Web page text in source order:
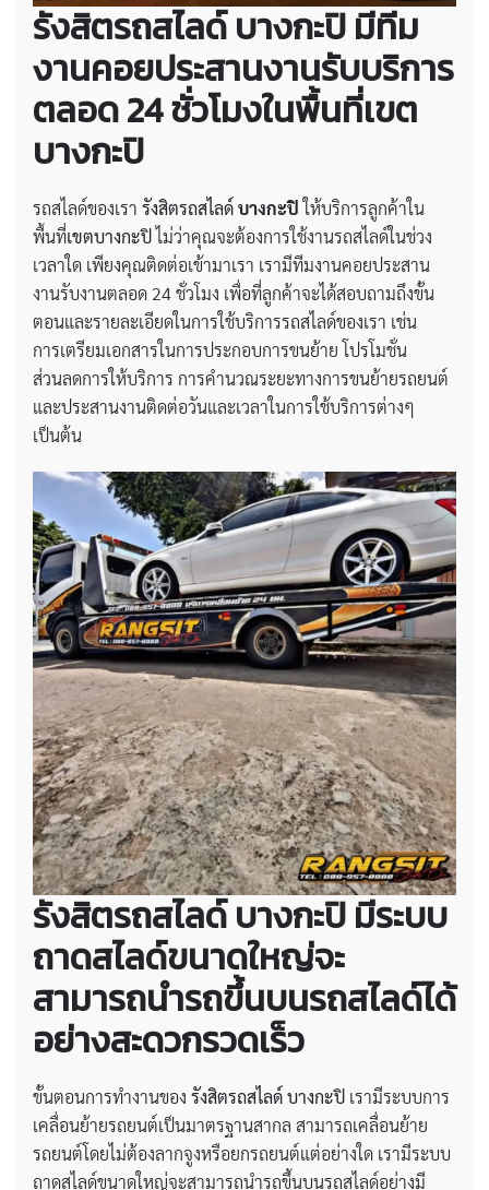
รังสิตรถสไลด์บางกะปิมีทีม
งานคอยประสานงานรับบริการ
ตลอด 24 ชั่วโมงในพื้นที่เขต
บางกะปิ
รถสไลด์ของเรา รังสิตรถสไลด์บางกะปิให้บริการลูกค้าใน
พื้นที่เขตบางกะปิไม่ว่าคุณจะต้องการใช้งานรถสไลด์ในช่วง
เวลาใด เพียงคุณติดต่อเข้ามาเรา เรามีทีมงานคอยประสาน
งานรับงานตลอด 24 ชั่วโมง เพื่อที่ลูกค้าจะได้สอบถามถึงขั้น
ตอนและรายละเอียดในการใช้บริการรถสไลด์ของเรา เช่น
การเตรียมเอกสารในการประกอบการขนย้าย โปรโมชั่น
ส่วนลดการให้บริการ การคำนวณระยะทางการขนย้ายรถยนต์
และประสานงานติดต่อวันและเวลาในการใช้บริการต่างๆ
เป็นต้น
รังสิตรถสไลด์ บางกะปิ มีระบบ
ถาดสไลด์ขนาดใหญ่จะ
สามารถนำรถขึ้นบนรถสไลด์ได้
อย่างสะดวกรวดเร็ว
ขั้นตอนการทำงานของ รังสิตรถสไลด์ บางกะปิ เรามีระบบการ
เคลื่อนย้ายรถยนต์เป็นมาตรฐานสากล สามารถเคลื่อนย้าย
รถยนต์โดยไม่ต้องลากจูงหรือยกรถยนต์แต่อย่างใด เรามีระบบ
ถาดสไลด์ขนาดใหญ่จะสามารถนำรถขึ้นบนรถสไลด์อย่างมี